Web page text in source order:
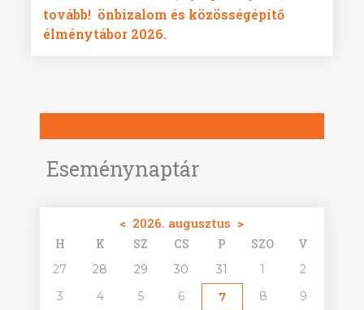
Eseménynaptár
< 2026. augusztus >
H K SZ CS P SZO V
27 28 29 30 31 1
2
3
4 5 6 7 8
9
tovább!  önbizalom és közösségépítő
élménytábor 2026.